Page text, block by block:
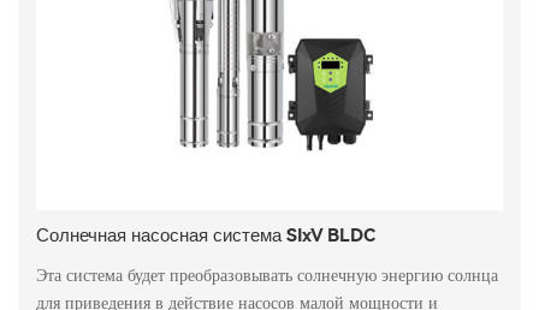
Солнечная насосная система SIxV BLDC
Эта система будет преобразовывать солнечную энергию солнца
для приведения в действие насосов малой мощности и